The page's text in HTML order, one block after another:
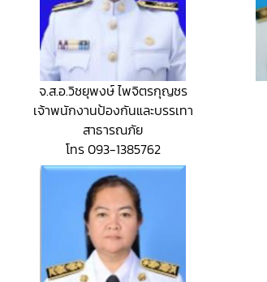
จ.ส.อ.วิชยุพงษ์ ไพจิตรกุญชร
เจ้าพนักงานป้องกันและบรรเทา
สาธารณภัย
โทร 093-1385762